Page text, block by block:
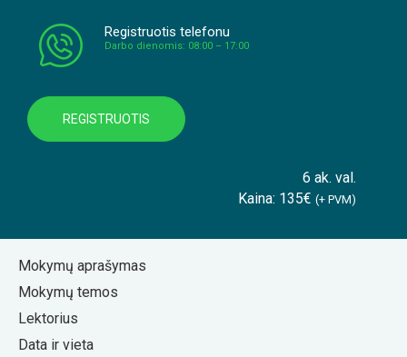
Registruotis telefonu
Darbo dienomis: 08:00 – 17:00
REGISTRUOTIS
6 ak. val.
Kaina: 135€ (+ PVM)
Mokymų aprašymas
Mokymų temos
Lektorius
Data ir vieta